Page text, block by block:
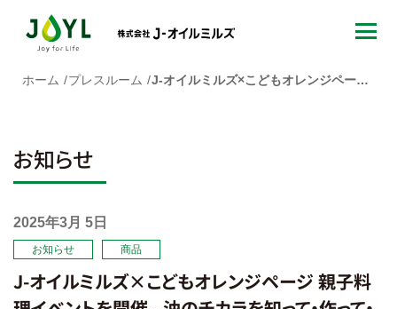
ホーム プレスルーム J-オイルミルズ×こどもオレンジページ 親子料理イベントを開催 - 油のチカラを知って・作って・食べてみよう♪ -
お知らせ
2025年3月 5日
お知らせ 商品
J-オイルミルズ×こどもオレンジページ 親子料